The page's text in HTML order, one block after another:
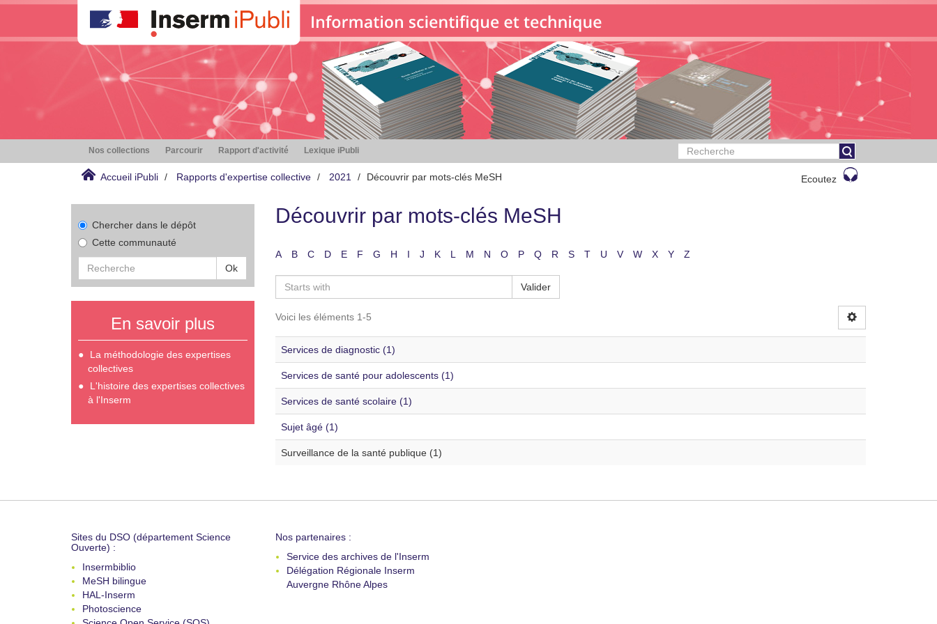
Nos collections Parcourir Rapport d'activité Lexique iPubli
Accueil iPubli Rapports d'expertise collective 2021 Découvrir par mots-clés MeSH Ecoutez
Chercher dans le dépôt
Cette communauté
Ok
En savoir plus
La méthodologie des expertises
collectives
L'histoire des expertises collectives
à l'Inserm
Découvrir par mots-clés MeSH
A B C D E F G H I J K L M N O P Q R S T U V W X Y Z
Valider
Voici les éléments 1-5
Services de diagnostic (1)
Services de santé pour adolescents (1)
Services de santé scolaire (1)
Sujet âgé (1)
Surveillance de la santé publique (1)
Sites du DSO (département Science
Ouverte) :
Insermbiblio
MeSH bilingue
HAL-Inserm
Photoscience
Nos partenaires :
Service des archives de l'Inserm
Délégation Régionale Inserm
Auvergne Rhône Alpes